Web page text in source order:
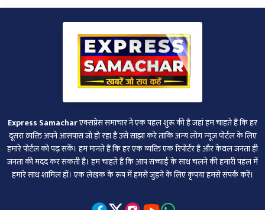
Express Samacharएक्सप्रेस समाचार ने एक पहल शुरू की है जहां हम चाहते हैं कि हर
दूसरा व्‍यक्ति अपने आसपास जो हो रहा है उसे साझा करे ताकि अन्‍य लोग न्‍यूज पोर्टल के लिए
हमारे पोर्टल को पढ़ सकें। हम मानते हैं कि हर एक व्यक्ति एक रिपोर्टर है और केवल जनता ही
जनता की मदद कर सकती है। हम चाहते हैं कि आप सच्चाई के साथ चलने की हमारी पहल में
हमारे साथ शामिल हों। एक लेखक के रूप में हमसे जुड़ने के लिए कृपया हमसे संपर्क करें।